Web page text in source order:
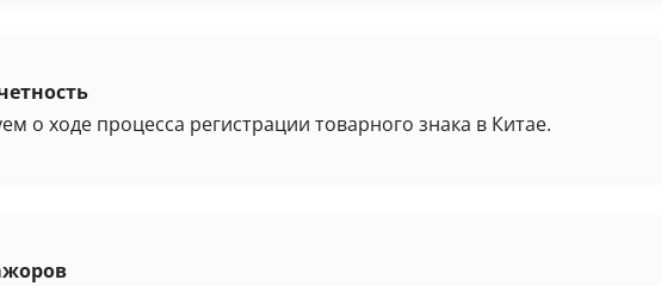
о ходе процесса регистрации товарного знака в Китае.